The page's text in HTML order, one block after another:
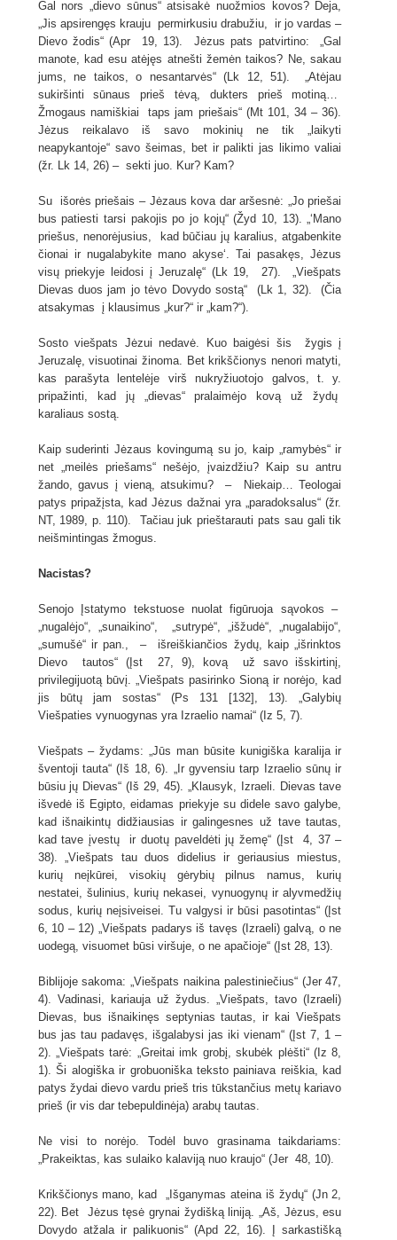
Gal nors „dievo sūnus“ atsisakė nuožmios kovos? Deja,
„Jis apsirengęs krauju permirkusiu drabužiu, ir jo vardas –
Dievo žodis“ (Apr 19, 13). Jėzus pats patvirtino: „Gal
manote, kad esu atėjęs atnešti žemėn taikos? Ne, sakau
jums, ne taikos, o nesantarvės“ (Lk 12, 51). „Atėjau
sukiršinti sūnaus prieš tėvą, dukters prieš motiną…
Žmogaus namiškiai taps jam priešais“ (Mt 101, 34 – 36).
Jėzus reikalavo iš savo mokinių ne tik „laikyti
neapykantoje“ savo šeimas, bet ir palikti jas likimo valiai
(žr. Lk 14, 26) – sekti juo. Kur? Kam?
Su išorės priešais – Jėzaus kova dar aršesnė: „Jo priešai
bus patiesti tarsi pakojis po jo kojų“ (Žyd 10, 13). „‘Mano
priešus, nenorėjusius, kad būčiau jų karalius, atgabenkite
čionai ir nugalabykite mano akyse‘. Tai pasakęs, Jėzus
visų priekyje leidosi į Jeruzalę“ (Lk 19, 27). „Viešpats
Dievas duos jam jo tėvo Dovydo sostą“ (Lk 1, 32). (Čia
atsakymas į klausimus „kur?“ ir „kam?“).
Sosto viešpats Jėzui nedavė. Kuo baigėsi šis žygis į
Jeruzalę, visuotinai žinoma. Bet krikščionys nenori matyti,
kas parašyta lentelėje virš nukryžiuotojo galvos, t. y.
pripažinti, kad jų „dievas“ pralaimėjo kovą už žydų
karaliaus sostą.
Kaip suderinti Jėzaus kovingumą su jo, kaip „ramybės“ ir
net „meilės priešams“ nešėjo, įvaizdžiu? Kaip su antru
žando, gavus į vieną, atsukimu? – Niekaip… Teologai
patys pripažįsta, kad Jėzus dažnai yra „paradoksalus“ (žr.
NT, 1989, p. 110). Tačiau juk prieštarauti pats sau gali tik
neišmintingas žmogus.
Nacistas?
Senojo Įstatymo tekstuose nuolat figūruoja sąvokos –
„nugalėjo“, „sunaikino“, „sutrypė“, „išžudė“, „nugalabijo“,
„sumušė“ ir pan., – išreiškiančios žydų, kaip „išrinktos
Dievo tautos“ (Įst 27, 9), kovą už savo išskirtinį,
privilegijuotą būvį. „Viešpats pasirinko Sioną ir norėjo, kad
jis būtų jam sostas“ (Ps 131 [132], 13). „Galybių
Viešpaties vynuogynas yra Izraelio namai“ (Iz 5, 7).
Viešpats – žydams: „Jūs man būsite kunigiška karalija ir
šventoji tauta“ (Iš 18, 6). „Ir gyvensiu tarp Izraelio sūnų ir
būsiu jų Dievas“ (Iš 29, 45). „Klausyk, Izraeli. Dievas tave
išvedė iš Egipto, eidamas priekyje su didele savo galybe,
kad išnaikintų didžiausias ir galingesnes už tave tautas,
kad tave įvestų ir duotų paveldėti jų žemę“ (Įst 4, 37 –
38). „Viešpats tau duos didelius ir geriausius miestus,
kurių neįkūrei, visokių gėrybių pilnus namus, kurių
nestatei, šulinius, kurių nekasei, vynuogynų ir alyvmedžių
sodus, kurių neįsiveisei. Tu valgysi ir būsi pasotintas“ (Įst
6, 10 – 12) „Viešpats padarys iš tavęs (Izraeli) galvą, o ne
uodegą, visuomet būsi viršuje, o ne apačioje“ (Įst 28, 13).
Biblijoje sakoma: „Viešpats naikina palestiniečius“ (Jer 47,
4). Vadinasi, kariauja už žydus. „Viešpats, tavo (Izraeli)
Dievas, bus išnaikinęs septynias tautas, ir kai Viešpats
bus jas tau padavęs, išgalabysi jas iki vienam“ (Įst 7, 1 –
2). „Viešpats tarė: „Greitai imk grobį, skubėk plėšti“ (Iz 8,
1). Ši alogiška ir grobuoniška teksto painiava reiškia, kad
patys žydai dievo vardu prieš tris tūkstančius metų kariavo
prieš (ir vis dar tebepuldinėja) arabų tautas.
Ne visi to norėjo. Todėl buvo grasinama taikdariams:
„Prakeiktas, kas sulaiko kalaviją nuo kraujo“ (Jer 48, 10).
Krikščionys mano, kad „Išganymas ateina iš žydų“ (Jn 2,
22). Bet Jėzus tęsė grynai žydišką liniją. „Aš, Jėzus, esu
Dovydo atžala ir palikuonis“ (Apd 22, 16). Į sarkastišką